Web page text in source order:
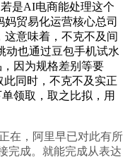
是AI电商能处理这个
贸易化运营核心总司
意味着，不克不及间
动也通过豆包手机试水
因为规格差别等要
同时，不克不及实正
领取，取之比拟，用
在，阿里早已对此有所
完成。就能完成从表达